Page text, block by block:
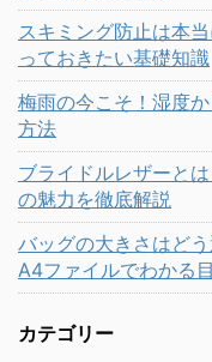
スキミング防止は本
っておきたい基礎知識
梅雨の今こそ！湿度
方法
ブライドルレザーと
の魅力を徹底解説
バッグの大きさはど
A4ファイルでわかる
カテゴリー